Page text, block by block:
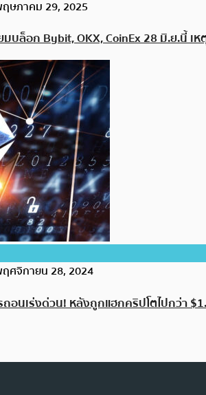
ษภาคม 29, 2025
มบล็อก Bybit, OKX, CoinEx 28 มิ.ย.นี้
ศจิกายน 28, 2024
ถอนเร่งด่วน! หลังถูกแฮกคริปโตไปกว่า